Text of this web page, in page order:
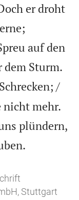
er droht
auf den
dem Sturm.
/
nicht mehr.
plündern,
Stuttgart